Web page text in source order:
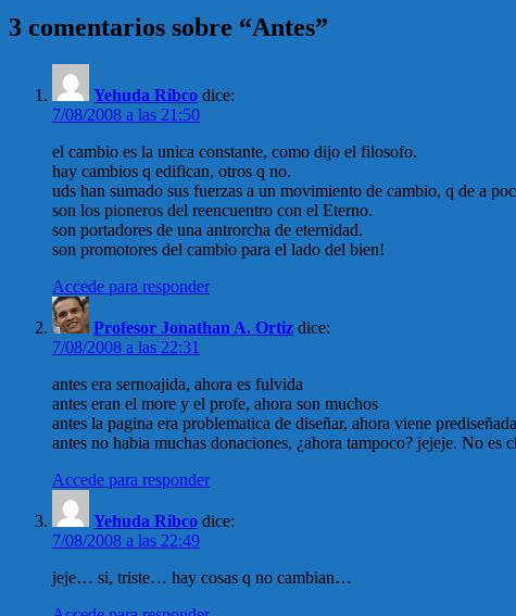
3 comentarios sobre “Antes”
Yehuda Ribco dice:
7/08/2008 a las 21:50
el cambio es la unica constante, como dijo el filosofo.
hay cambios q edifican, otros q no.
uds han sumado sus fuerzas a un movimiento de cambio, q de a
son los pioneros del reencuentro con el Eterno.
son portadores de una antrorcha de eternidad.
son promotores del cambio para el lado del bien!
Accede para responder
Profesor Jonathan A. Ortiz dice:
7/08/2008 a las 22:31
antes era sernoajida, ahora es fulvida
antes eran el more y el profe, ahora son muchos
antes la pagina era problematica de diseñar, ahora viene prediseñada
antes no habia muchas donaciones, ¿ahora tampoco? jejeje. No es
Accede para responder
Yehuda Ribco dice:
7/08/2008 a las 22:49
jeje… si, triste… hay cosas q no cambian…